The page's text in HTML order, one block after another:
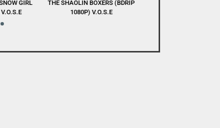
(BDRIP
DEVA (WEB-DL 1080P) V.O.S.E